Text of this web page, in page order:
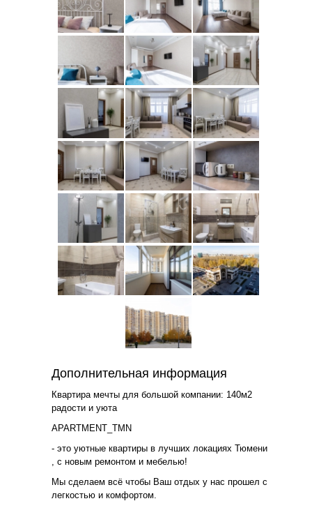
Дополнительная информация
Квартира мечты для большой компании: 140м2
радости и уюта
APARTMENT_TMN
- это уютные квартиры в лучших локациях Тюмени
, с новым ремонтом и мебелью!
Мы сделаем всё чтобы Ваш отдых у нас прошел с
легкостью и комфортом.